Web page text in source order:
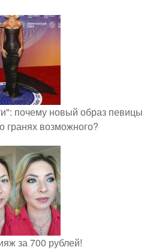
почему новый образ певицы
гранях возможного?
за 700 рублей!